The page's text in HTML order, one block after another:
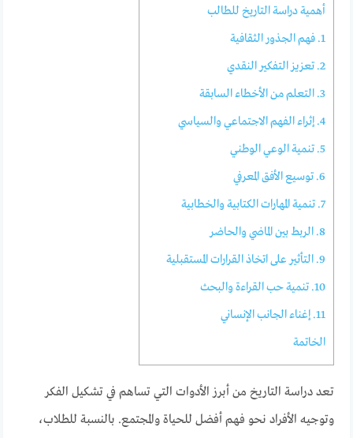
أهمية دراسة التاريخ للطالب
1. فهم الجذور الثقافية
2. تعزيز التفكير النقدي
3. التعلم من الأخطاء السابقة
4. إثراء الفهم الاجتماعي والسياسي
5. تنمية الوعي الوطني
6. توسيع الأفق المعرفي
7. تنمية المهارات الكتابية والخطابية
8. الربط بين الماضي والحاضر
9. التأثير على اتخاذ القرارات المستقبلية
10. تنمية حب القراءة والبحث
11. إغناء الجانب الإنساني
الخاتمة
تعد دراسة التاريخ من أبرز الأدوات التي تساهم في تشكيل الفكر
وتوجيه الأفراد نحو فهم أفضل للحياة والمجتمع. بالنسبة للطلاب،